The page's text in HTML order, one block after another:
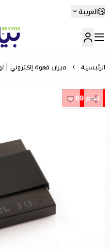
العربية
الرئيسية ميزان قهوة
خصم 69